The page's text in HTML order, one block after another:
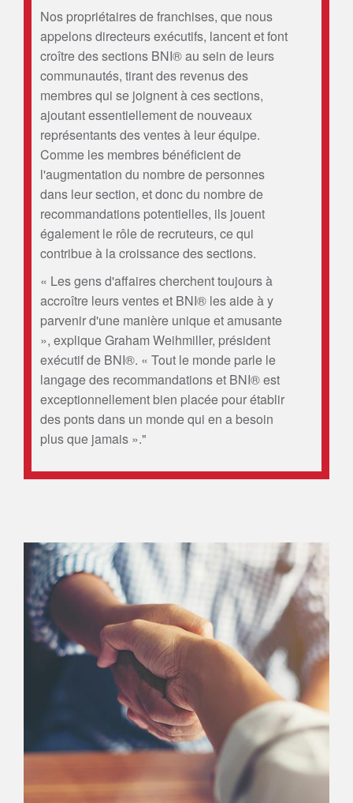
Nos propriétaires de franchises, que nous
appelons directeurs exécutifs, lancent et font
croître des sections BNI® au sein de leurs
communautés, tirant des revenus des
membres qui se joignent à ces sections,
ajoutant essentiellement de nouveaux
représentants des ventes à leur équipe.
Comme les membres bénéficient de
l'augmentation du nombre de personnes
dans leur section, et donc du nombre de
recommandations potentielles, ils jouent
également le rôle de recruteurs, ce qui
contribue à la croissance des sections.
« Les gens d'affaires cherchent toujours à
accroître leurs ventes et BNI® les aide à y
parvenir d'une manière unique et amusante
», explique Graham Weihmiller, président
exécutif de BNI®. « Tout le monde parle le
langage des recommandations et BNI® est
exceptionnellement bien placée pour établir
des ponts dans un monde qui en a besoin
plus que jamais »."